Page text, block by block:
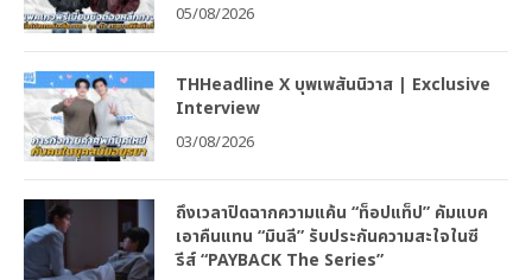
05/08/2026
THHeadline X บุพเพสันนิวาส | Exclusive
Interview
03/08/2026
ถึงเวลาปิดฉากความแค้น “ท็อปแท็ป” คัมแบค
เอาคืนแทน “มินลี” รับประกันความสะใจในซี
รีส์ “PAYBACK The Series”